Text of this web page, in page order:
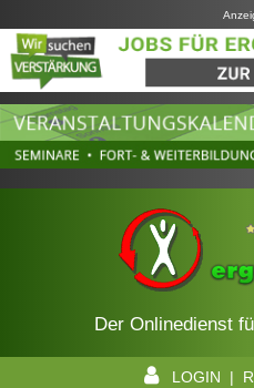
Der Onlinedienst
LOGIN |